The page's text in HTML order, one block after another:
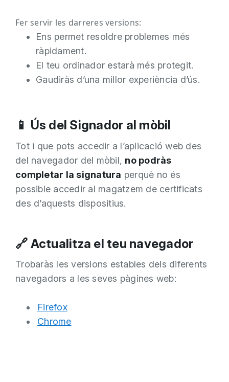
Fer servir les darreres versions:
Ens permet resoldre problemes més
ràpidament.
El teu ordinador estarà més protegit.
Gaudiràs d’una millor experiència d’ús.
📱 Ús del Signador al mòbil
Tot i que pots accedir a l’aplicació web des
del navegador del mòbil, no podràs
completar la signatura perquè no és
possible accedir al magatzem de certificats
des d’aquests dispositius.
🔗 Actualitza el teu navegador
Trobaràs les versions estables dels diferents
navegadors a les seves pàgines web:
Firefox
Chrome